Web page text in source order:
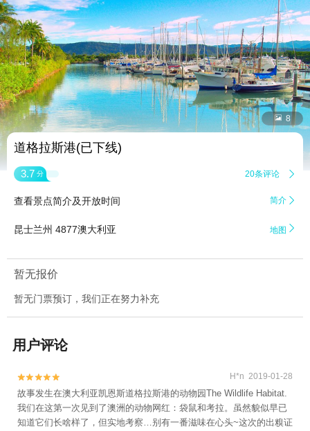
 8
道格拉斯港(已下线)
3.7 分 20条评论 
查看景点简介及开放时间 简介 
昆士兰州 4877澳大利亚 地图 
暂无报价
暂无门票预订，我们正在努力补充
用户评论

 H*n 2019-01-28
故事发生在澳大利亚凯恩斯道格拉斯港的动物园The Wildlife Habitat.
我们在这第一次见到了澳洲的动物网红：袋鼠和考拉。虽然貌似早已
知道它们长啥样了，但实地考察…别有一番滋味在心头~这次的出糗证
